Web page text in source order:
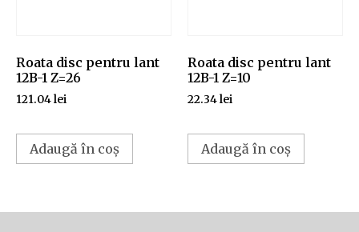
Roata disc pentru lant
12B-1 Z=26
121.04lei
Adaugă în coș
Roata disc pentru lant
12B-1 Z=10
22.34lei
Adaugă în coș